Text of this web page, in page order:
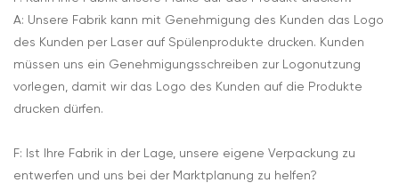
A: Unsere Fabrik kann mit Genehmigung des Kunden das Logo
des Kunden per Laser auf Spülenprodukte drucken. Kunden
müssen uns ein Genehmigungsschreiben zur Logonutzung
vorlegen, damit wir das Logo des Kunden auf die Produkte
drucken dürfen.
F: Ist Ihre Fabrik in der Lage, unsere eigene Verpackung zu
entwerfen und uns bei der Marktplanung zu helfen?